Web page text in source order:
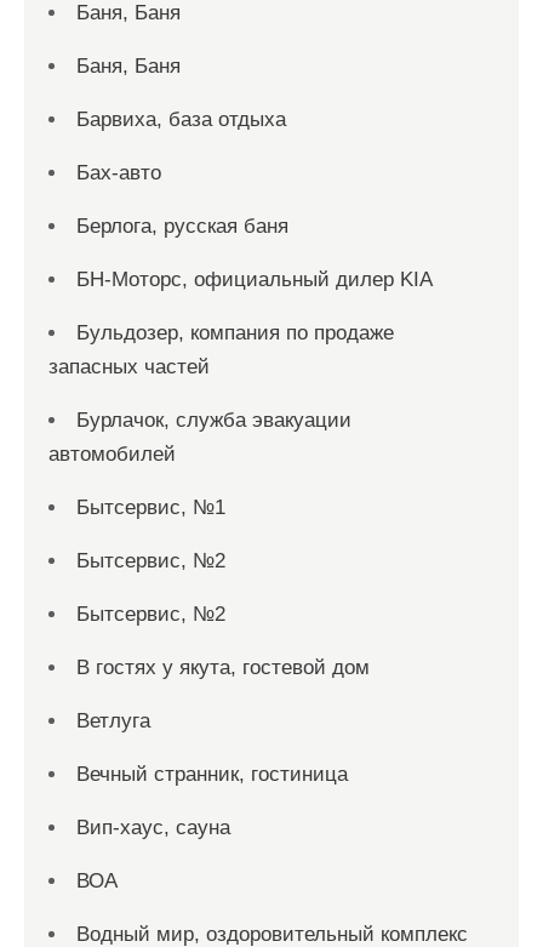
Баня, Баня
Баня, Баня
Барвиха, база отдыха
Бах-авто
Берлога, русская баня
БН-Моторс, официальный дилер KIA
Бульдозер, компания по продаже
запасных частей
Бурлачок, служба эвакуации
автомобилей
Бытсервис, №1
Бытсервис, №2
Бытсервис, №2
В гостях у якута, гостевой дом
Ветлуга
Вечный странник, гостиница
Вип-хаус, сауна
ВОА
Водный мир, оздоровительный комплекс